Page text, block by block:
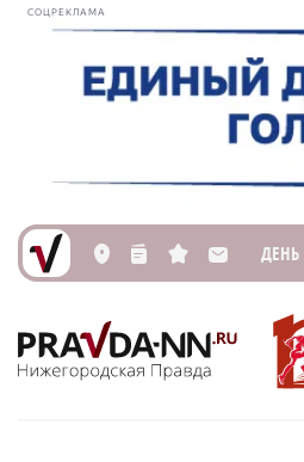
СОЦРЕКЛАМА
L n s M